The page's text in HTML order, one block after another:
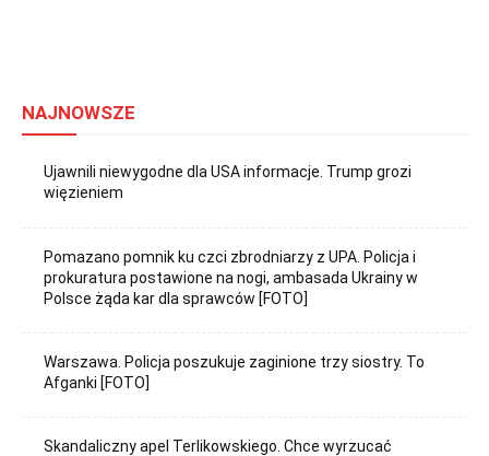
NAJNOWSZE
Ujawnili niewygodne dla USA informacje. Trump grozi
więzieniem
Pomazano pomnik ku czci zbrodniarzy z UPA. Policja i
prokuratura postawione na nogi, ambasada Ukrainy w
Polsce żąda kar dla sprawców [FOTO]
Warszawa. Policja poszukuje zaginione trzy siostry. To
Afganki [FOTO]
Skandaliczny apel Terlikowskiego. Chce wyrzucać